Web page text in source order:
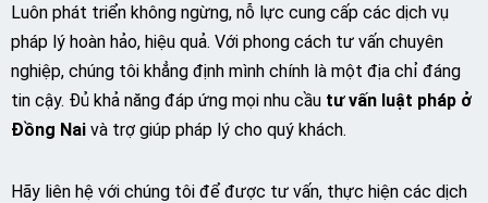
Luôn phát triển không ngừng, nỗ lực cung cấp các dịch vụ
pháp lý hoàn hảo, hiệu quả. Với phong cách tư vấn chuyên
nghiệp, chúng tôi khẳng định mình chính là một địa chỉ đáng
tin cậy. Đủ khả năng đáp ứng mọi nhu cầu tư vấn luật pháp ở
Đồng Nai và trợ giúp pháp lý cho quý khách.
Hãy liên hệ với chúng tôi để được tư vấn, thực hiện các dịch